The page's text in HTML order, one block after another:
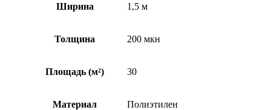
Ширина 1,5 м
Толщина 200 мкн
Площадь (м²) 30
Материал Полиэтилен